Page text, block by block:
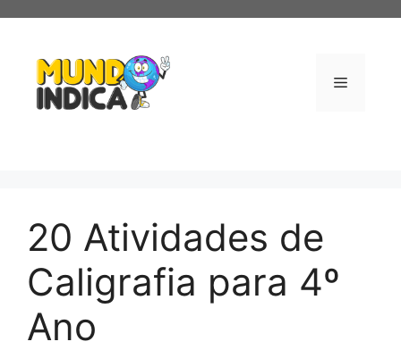
conteúdo
Menu
20 Atividades de
Caligrafia para 4º
Ano